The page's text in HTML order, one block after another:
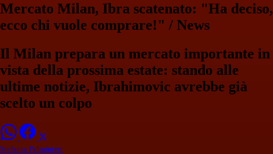
Mercato Milan, Ibra scatenato: "Ha deciso,
ecco chi vuole comprare!" / News
Il Milan prepara un mercato importante in
vista della prossima estate: stando alle
ultime notizie, Ibrahimovic avrebbe già
scelto un colpo
Stefania Palminteri